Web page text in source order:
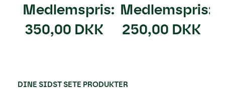
Medlemspris:
350,00 DKK
Medlemspris:
250,00 DKK
DINE SIDST SETE PRODUKTER